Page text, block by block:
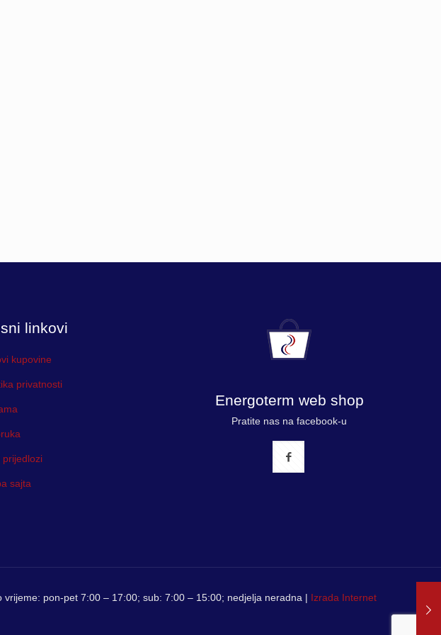
linkovi
kupovine
privatnosti
prijedlozi
sajta
Energoterm web shop
Pratite nas na facebook-u
pon-pet 7:00 – 17:00; sub: 7:00 – 15:00; nedjelja neradna | Izrada Internet